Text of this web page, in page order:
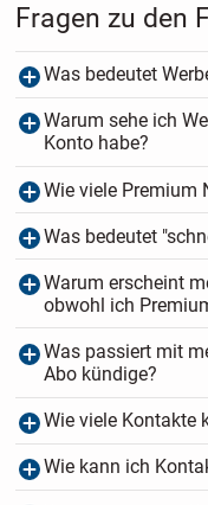
Fragen zu den
Was bedeutet
Warum sehe ich
Konto habe?
Wie viele Premium
Was bedeutet
Warum erscheint
obwohl ich
Was passiert mit
Abo kündige?
Wie viele Kontakte
Wie kann ich